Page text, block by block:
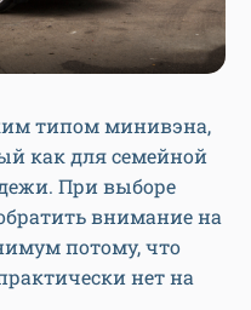
типом минивэна,
как для семейной
При выборе
внимание на
потому, что
нет на